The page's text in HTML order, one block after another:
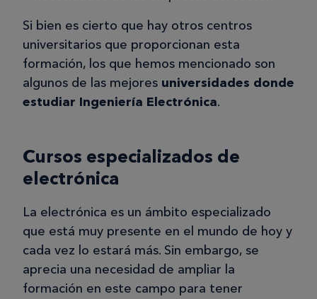
Si bien es cierto que hay otros centros
universitarios que proporcionan esta
formación, los que hemos mencionado son
algunos de las mejores universidades donde
estudiar Ingeniería Electrónica.
Cursos especializados de
electrónica
La electrónica es un ámbito especializado
que está muy presente en el mundo de hoy y
cada vez lo estará más. Sin embargo, se
aprecia una necesidad de ampliar la
formación en este campo para tener